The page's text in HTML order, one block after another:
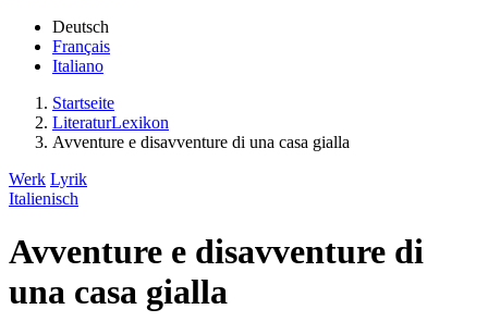
Deutsch
Français
Italiano
Startseite
LiteraturLexikon
Avventure e disavventure di una casa gialla
Werk Lyrik
Italienisch
Avventure e disavventure di
una casa gialla